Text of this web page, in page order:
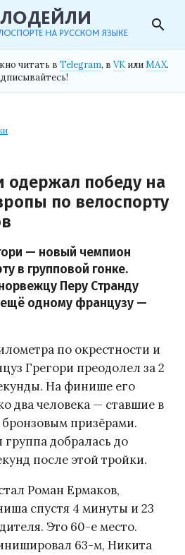
search
читать в Telegram, в VK илиMAX.
одержал победу на
по велоспорту
— новый чемпион
в групповой гонке.
Перу Странду
ещё одному французу —
по окрестности и
Грегори преодолел за 2
На финише его
два человека — ставшие в
призёрами.
добралась до
после этой тройки.
Роман Ермаков,
спустя 4 минуты и 23
Это 60-е место.
63-м, Никита